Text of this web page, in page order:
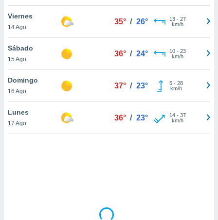
sitio
En
sean
el sitio
ni para
o
Viernes
14 Ago
35° / 26° 13- 27
km/h
Sábado
15 Ago
36° / 24° 10- 23
km/h
Domingo
16 Ago
37° / 23° 5- 28
km/h
Lunes
17 Ago
36° / 23° 14- 37
km/h